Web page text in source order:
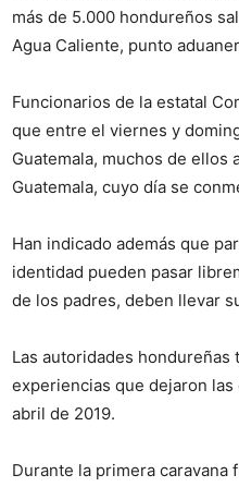
más de 5.000 hondureños
Agua Caliente, punto
Funcionarios de la estatal
que entre el viernes y
Guatemala, muchos de ellos
Guatemala, cuyo día se
Han indicado además que
identidad pueden pasar
de los padres, deben llevar
Las autoridades hondureñas
experiencias que dejaron
abril de 2019.
Durante la primera